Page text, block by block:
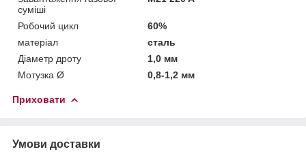
суміші
Робочий цикл
60%
матеріал
сталь
Діаметр дроту
1,0 мм
Мотузка Ø
0,8-1,2 мм
Приховати
Умови доставки